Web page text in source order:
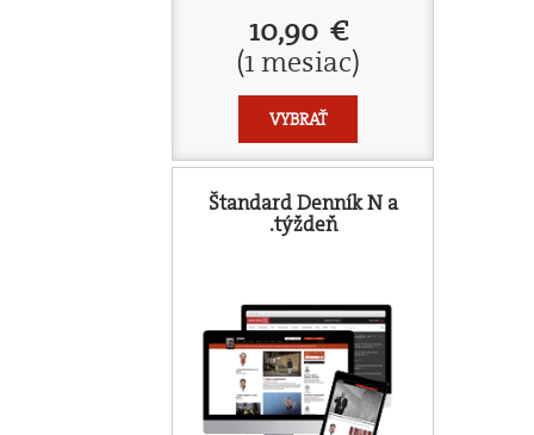
10,90 €
(1 mesiac)
VYBRAŤ
Štandard Denník N a
.týždeň